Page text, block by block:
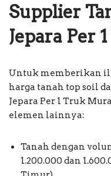
Supplier
Jepara Per
Untuk memberikan
harga tanah top soil
Jepara Per 1 Truk
elemen lainnya:
Tanah dengan
1.200.000 dan